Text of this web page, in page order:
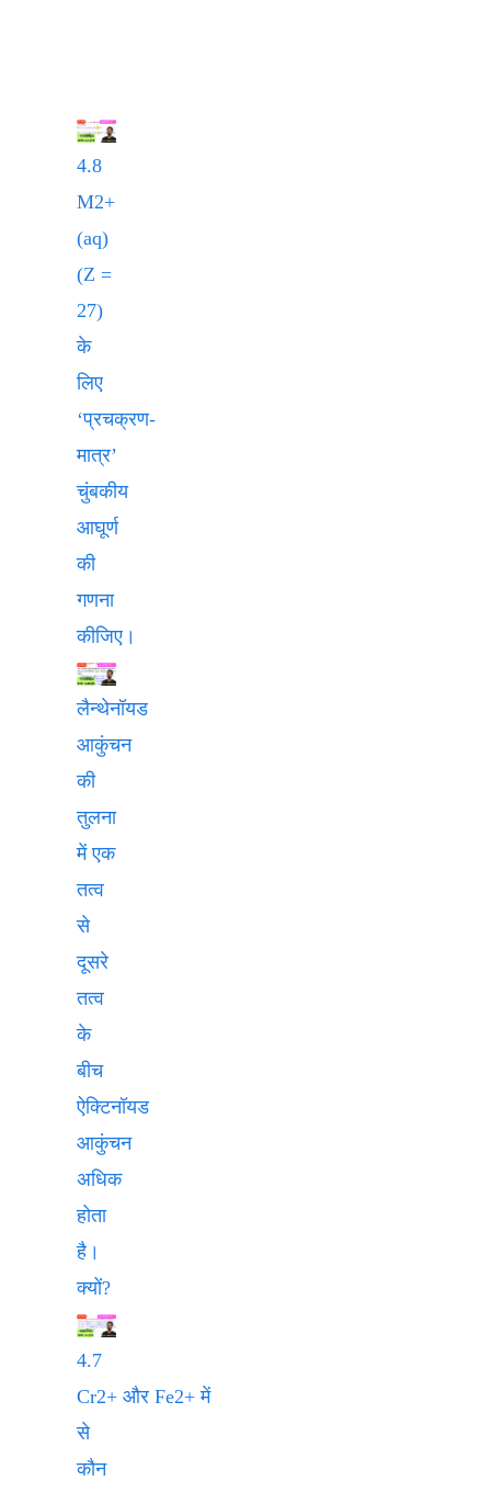
4.8
M2+
(aq)
(Z =
27)
के
लिए
‘प्रचक्रण-
मात्र’
चुंबकीय
आघूर्ण
की
गणना
कीजिए।
लैन्थेनॉयड
आकुंचन
की
तुलना
में एक
तत्व
से
दूसरे
तत्व
के
बीच
ऐक्टिनॉयड
आकुंचन
अधिक
होता
है।
क्यों?
4.7
Cr2+ और Fe2+ में
से
कौन